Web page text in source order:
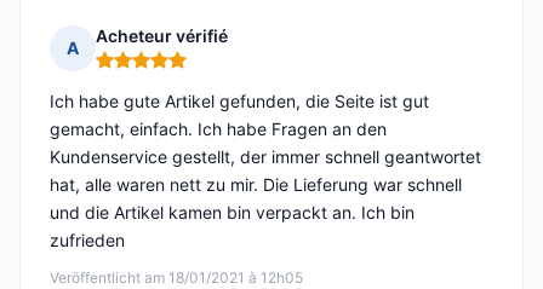
A
Acheteur vérifié
Hinweis: 5 von 5
Veröffentlicht am 18/01/2021 à 12h05
Ich habe gute Artikel gefunden, die Seite ist gut
gemacht, einfach. Ich habe Fragen an den
Kundenservice gestellt, der immer schnell geantwortet
hat, alle waren nett zu mir. Die Lieferung war schnell
und die Artikel kamen bin verpackt an. Ich bin
zufrieden